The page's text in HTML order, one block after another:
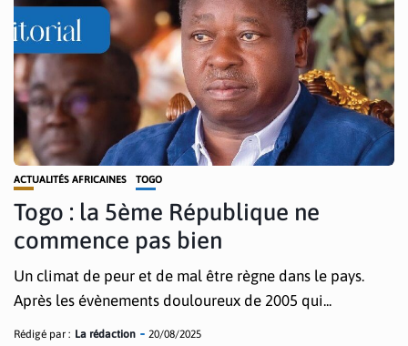
ACTUALITÉS AFRICAINES TOGO
Togo : la 5ème République ne
commence pas bien
Un climat de peur et de mal être règne dans le pays.
Après les évènements douloureux de 2005 qui...
Rédigé par : La rédaction 20/08/2025